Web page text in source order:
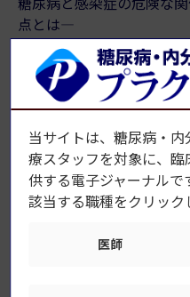
糖尿病と感染症の危険な
点とは―
4巻2号（2026年3・4月号）
見逃してはいけない内分
薬剤の副作用を含めて―
4巻1号（2026年1・2月号）
肥満症・MASLD/MASH
療、そして未来へ―
3巻6号（2025年11・12月号）
当サイトは、糖尿病・
療スタッフを対象に、
供する電子ジャーナルで
該当する職種をクリック
医師